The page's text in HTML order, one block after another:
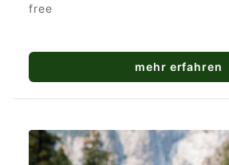
free
mehr erfahren